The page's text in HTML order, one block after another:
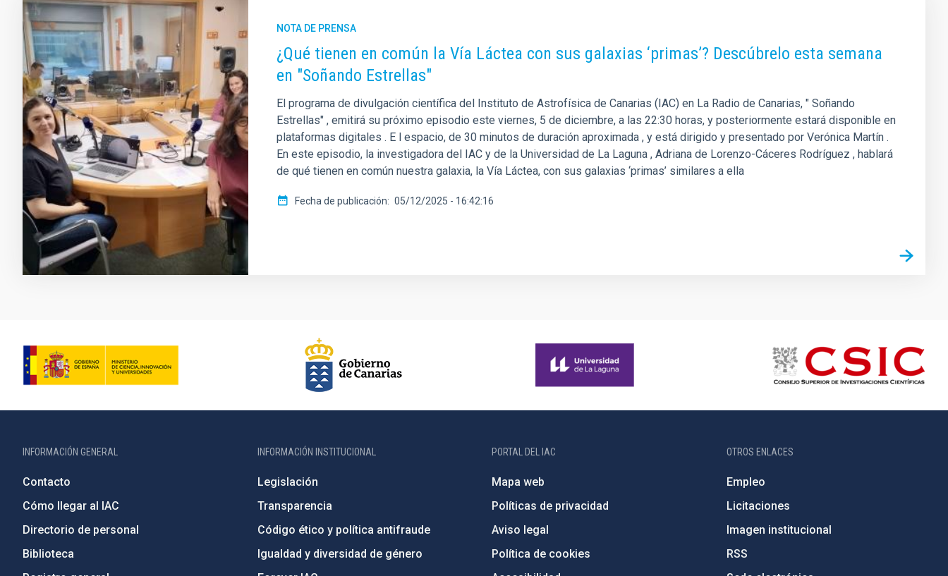
NOTA DE PRENSA
¿Qué tienen en común la Vía Láctea con sus galaxias ‘primas’? Descúbrelo esta semana
en "Soñando Estrellas"
El programa de divulgación científica del Instituto de Astrofísica de Canarias (IAC) en La Radio de Canarias, " Soñando
Estrellas" , emitirá su próximo episodio este viernes, 5 de diciembre, a las 22:30 horas, y posteriormente estará disponible en
plataformas digitales . E l espacio, de 30 minutos de duración aproximada , y está dirigido y presentado por Verónica Martín .
En este episodio, la investigadora del IAC y de la Universidad de La Laguna , Adriana de Lorenzo-Cáceres Rodríguez , hablará
de qué tienen en común nuestra galaxia, la Vía Láctea, con sus galaxias ‘primas’ similares a ella
Fecha de publicación 05/12/2025 - 16:42:16
INFORMACIÓN GENERAL
Contacto
Cómo llegar al IAC
Directorio de personal
Biblioteca
INFORMACIÓN INSTITUCIONAL
Legislación
Transparencia
Código ético y política antifraude
Igualdad y diversidad de género
PORTAL DEL IAC
Mapa web
Políticas de privacidad
Aviso legal
Política de cookies
OTROS ENLACES
Empleo
Licitaciones
Imagen institucional
RSS